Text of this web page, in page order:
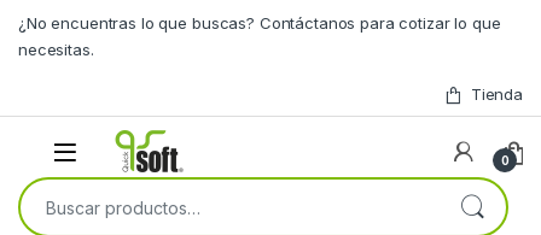
¿No encuentras lo que buscas? Contáctanos para cotizar lo que
necesitas.
Tienda
0
Buscar por: